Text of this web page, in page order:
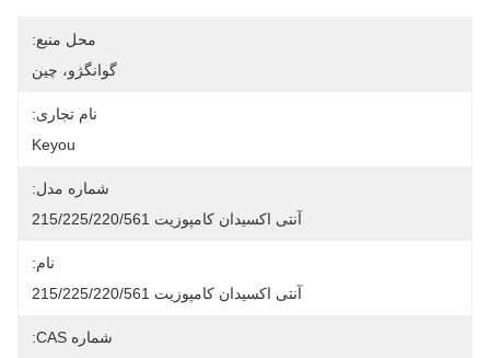
محل منبع:
گوانگژو، چین
نام تجاری:
Keyou
شماره مدل:
آنتی اکسیدان کامپوزیت 215/225/220/561
نام:
آنتی اکسیدان کامپوزیت 215/225/220/561
شماره CAS: